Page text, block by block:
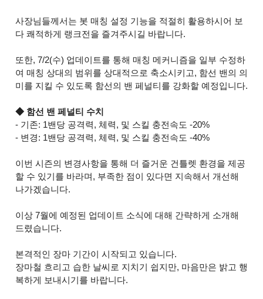
사장님들께서는 봇 매칭 설정 기능을 적절히 활용하시어 보
다 쾌적하게 랭크전을 즐겨주시길 바랍니다.
또한, 7/2(수) 업데이트를 통해 매칭 메커니즘을 일부 수정하
여 매칭 상대의 범위를 상대적으로 축소시키고, 함선 밴의 의
미를 지킬 수 있도록 함선의 밴 페널티를 강화할 예정입니다.
◆ 함선 밴 페널티 수치
- 기존: 1밴당 공격력, 체력, 및 스킬 충전속도 -20%
- 변경: 1밴당 공격력, 체력, 및 스킬 충전속도 -40%
이번 시즌의 변경사항을 통해 더 즐거운 건틀렛 환경을 제공
할 수 있기를 바라며, 부족한 점이 있다면 지속해서 개선해
나가겠습니다.
이상 7월에 예정된 업데이트 소식에 대해 간략하게 소개해
드렸습니다.
본격적인 장마 기간이 시작되고 있습니다.
장마철 흐리고 습한 날씨로 지치기 쉽지만, 마음만은 밝고 행
복하게 보내시기를 바랍니다.